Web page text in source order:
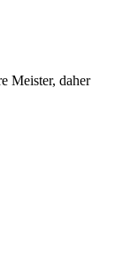
Meister, daher